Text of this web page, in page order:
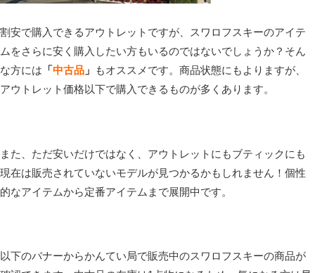
割安で購入できるアウトレットですが、スワロフスキーのアイテ
ムをさらに安く購入したい方もいるのではないでしょうか？そん
な方には 「中古品 」
もオススメです。商品状態にもよりますが、
アウトレット価格以下で購入できるものが多くあります。
また、ただ安いだけではなく、アウトレットにもブティックにも
現在は販売されていないモデルが見つかるかもしれません！個性
的なアイテムから定番アイテムまで展開中です。
以下のバナーからかんてい局で販売中のスワロフスキーの商品が